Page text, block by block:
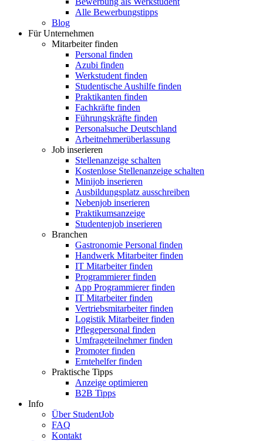
Alle Bewerbungstipps
Blog
Für Unternehmen
Mitarbeiter finden
Personal finden
Azubi finden
Werkstudent finden
Studentische Aushilfe finden
Praktikanten finden
Fachkräfte finden
Führungskräfte finden
Personalsuche Deutschland
Arbeitnehmerüberlassung
Job inserieren
Stellenanzeige schalten
Kostenlose Stellenanzeige schalten
Minijob inserieren
Ausbildungsplatz ausschreiben
Nebenjob inserieren
Praktikumsanzeige
Studentenjob inserieren
Branchen
Gastronomie Personal finden
Handwerk Mitarbeiter finden
IT Mitarbeiter finden
Programmierer finden
App Programmierer finden
IT Mitarbeiter finden
Vertriebsmitarbeiter finden
Logistik Mitarbeiter finden
Pflegepersonal finden
Umfrageteilnehmer finden
Promoter finden
Erntehelfer finden
Praktische Tipps
Anzeige optimieren
B2B Tipps
Info
Über StudentJob
FAQ
Kontakt